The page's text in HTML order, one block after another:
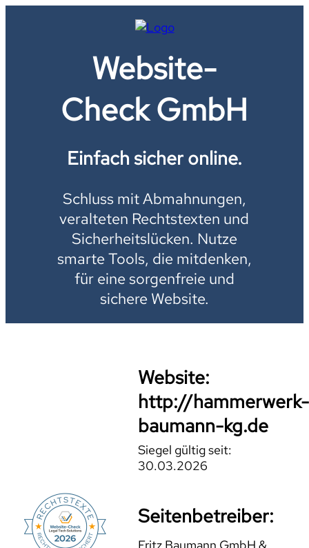
Website-
Check GmbH
Einfach sicher online.
Schluss mit Abmahnungen,
veralteten Rechtstexten und
Sicherheitslücken. Nutze
smarte Tools, die mitdenken,
für eine sorgenfreie und
sichere Website.
Website:
http://hammerwerk-
baumann-kg.de
Siegel gültig seit:
30.03.2026
Seitenbetreiber: